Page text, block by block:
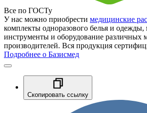
Все по ГОСТу
У нас можно приобрести медицинские
комплекты одноразового белья и
инструменты и оборудование различных
производителей. Вся продукция
Подробнее о Базисмед
Скопировать ссылку